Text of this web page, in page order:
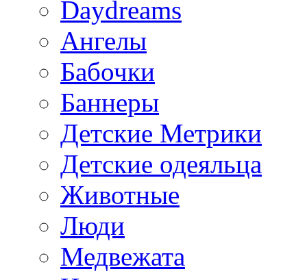
Daydreams
Ангелы
Бабочки
Баннеры
Детские Метрики
Детские одеяльца
Животные
Люди
Медвежата